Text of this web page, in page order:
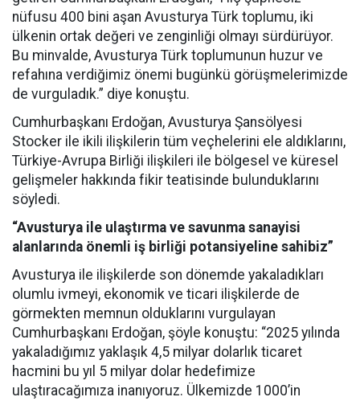
nüfusu 400 bini aşan Avusturya Türk toplumu, iki
ülkenin ortak değeri ve zenginliği olmayı sürdürüyor.
Bu minvalde, Avusturya Türk toplumunun huzur ve
refahına verdiğimiz önemi bugünkü görüşmelerimizde
de vurguladık.” diye konuştu.
Cumhurbaşkanı Erdoğan, Avusturya Şansölyesi
Stocker ile ikili ilişkilerin tüm veçhelerini ele aldıklarını,
Türkiye-Avrupa Birliği ilişkileri ile bölgesel ve küresel
gelişmeler hakkında fikir teatisinde bulunduklarını
söyledi.
“Avusturya ile ulaştırma ve savunma sanayisi
alanlarında önemli iş birliği potansiyeline sahibiz”
Avusturya ile ilişkilerde son dönemde yakaladıkları
olumlu ivmeyi, ekonomik ve ticari ilişkilerde de
görmekten memnun olduklarını vurgulayan
Cumhurbaşkanı Erdoğan, şöyle konuştu: “2025 yılında
yakaladığımız yaklaşık 4,5 milyar dolarlık ticaret
hacmini bu yıl 5 milyar dolar hedefimize
ulaştıracağımıza inanıyoruz. Ülkemizde 1000’in